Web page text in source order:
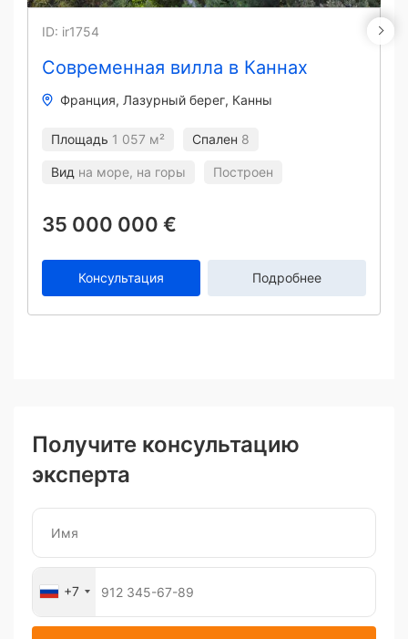
Современная вилла в Каннах
ID: ir1754
Франция Лазурный берег Канны
Площадь 1 057 м² Спален 8
Вид на море, на горы Построен
35 000 000 €
Консультация Подробнее
Получите консультацию
эксперта
+7